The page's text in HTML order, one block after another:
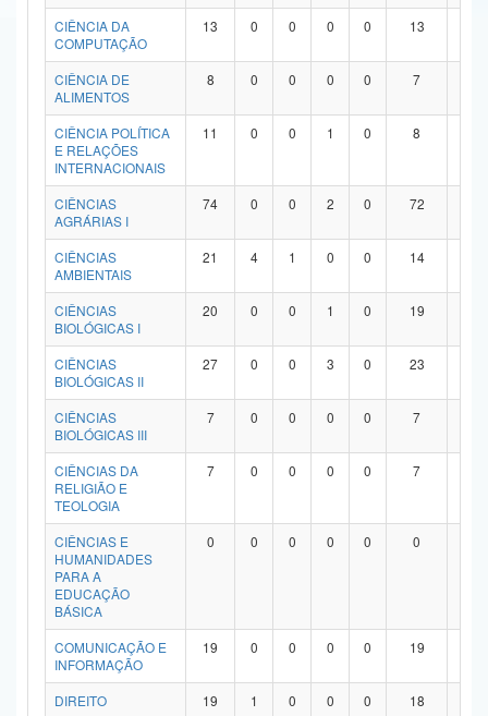
Banco Central do Brasil
CIÊNCIA DA
COMPUTAÇÃO
13 0 0 0 0 13
CIÊNCIA DE
ALIMENTOS
8 0 0 0 0 7
CIÊNCIA POLÍTICA
E RELAÇÕES
INTERNACIONAIS
11 0 0 1 0 8
CIÊNCIAS
AGRÁRIAS I
74 0 0 2 0 72
CIÊNCIAS
AMBIENTAIS
21 4 1 0 0 14
CIÊNCIAS
BIOLÓGICAS I
20 0 0 1 0 19
CIÊNCIAS
BIOLÓGICAS II
27 0 0 3 0 23
CIÊNCIAS
BIOLÓGICAS III
7 0 0 0 0 7
CIÊNCIAS DA
RELIGIÃO E
TEOLOGIA
7 0 0 0 0 7
CIÊNCIAS E
HUMANIDADES
PARA A
EDUCAÇÃO
BÁSICA
0 0 0 0 0 0
COMUNICAÇÃO E
INFORMAÇÃO
19 0 0 0 0 19
DIREITO 19 1 0 0 0 18